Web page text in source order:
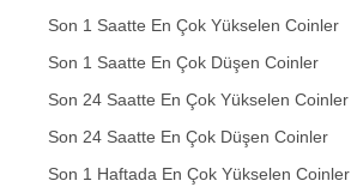
Son 1 Saatte En Çok Yükselen Coinler
Son 1 Saatte En Çok Düşen Coinler
Son 24 Saatte En Çok Yükselen Coinler
Son 24 Saatte En Çok Düşen Coinler
Son 1 Haftada En Çok Yükselen Coinler